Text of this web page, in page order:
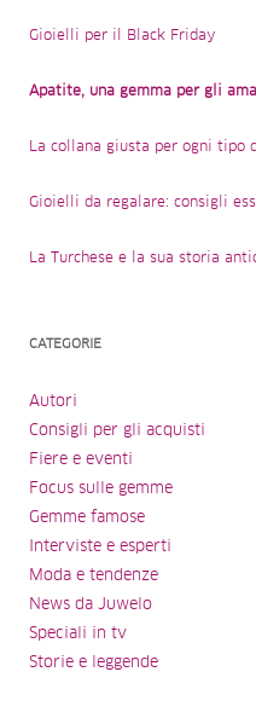
Gioielli per il Black Friday
Apatite, una gemma per gli
La collana giusta per ogni tipo
Gioielli da regalare: consigli
La Turchese e la sua storia
CATEGORIE
Autori
Consigli per gli acquisti
Fiere e eventi
Focus sulle gemme
Gemme famose
Interviste e esperti
Moda e tendenze
News da Juwelo
Speciali in tv
Storie e leggende